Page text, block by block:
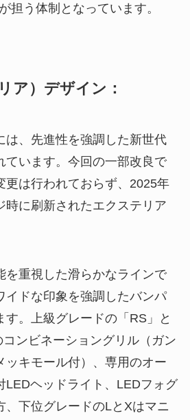
担う体制となっています。
ア）デザイン：
は、先進性を強調した新世代
ています。今回の一部改良で
更は行われておらず、2025年
時に刷新されたエクステリア
を重視した滑らかなラインで
イドな印象を強調したバンパ
す。上級グレードの「RS」と
コンビネーショングリル（ガン
ッキモール付）、専用のオー
LEDヘッドライト、LEDフォグ
、下位グレードのLとXはマニ